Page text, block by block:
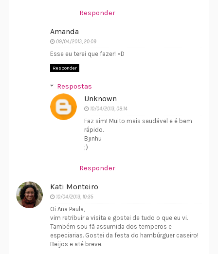
Responder
Amanda
09/04/2013, 20:09
Esse eu terei que fazer! =D
Responder
Respostas
Unknown
10/04/2013, 08:14
Faz sim! Muito mais saudável e é bem
rápido.
Bjinhu
;)
Responder
Kati Monteiro
10/04/2013, 10:35
Oi Ana Paula,
vim retribuir a visita e gostei de tudo o que eu vi.
Também sou fã assumida dos temperos e
especiarias. Gostei da festa do hambúrguer caseiro!
Beijos e até breve.